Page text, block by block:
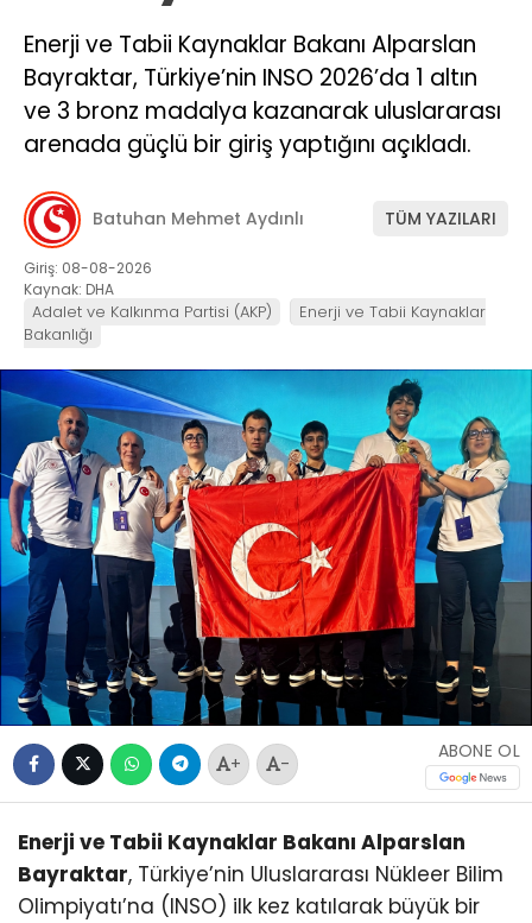
Enerji ve Tabii Kaynaklar Bakanı Alparslan
Bayraktar, Türkiye’nin INSO 2026’da 1 altın
ve 3 bronz madalya kazanarak uluslararası
arenada güçlü bir giriş yaptığını açıkladı.
Batuhan Mehmet Aydınlı TÜM YAZILARI
Giriş: 08-08-2026
Kaynak: DHA
Adalet ve Kalkınma Partisi (AKP)
Enerji ve Tabii Kaynaklar
Bakanlığı
+ -
ABONE OL
Enerji ve Tabii Kaynaklar Bakanı Alparslan
Bayraktar, Türkiye’nin Uluslararası Nükleer Bilim
Olimpiyatı’na (INSO) ilk kez katılarak büyük bir